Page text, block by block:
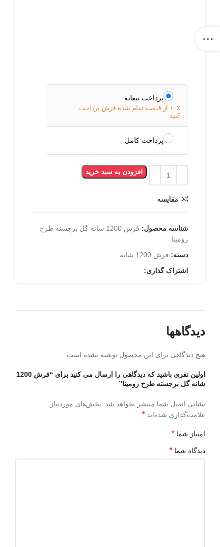
پرداخت بیعانه
۱۰٪ از قیمت تمام شده فرش پرداخت
کنید
پرداخت کامل
افزودن به سبد خرید
مقایسه
شناسه محصول:
فرش 1200 شانه گل برجسته طرح
رومینا
دسته: فرش 1200 شانه
اشتراک گذاری:
دیدگاهها
هیچ دیدگاهی برای این محصول نوشته نشده است.
اولین نفری باشید که دیدگاهی را ارسال می کنید برای “فرش 1200
شانه گل برجسته طرح رومینا”
نشانی ایمیل شما منتشر نخواهد شد. بخش‌های موردنیاز
علامت‌گذاری شده‌اند *
امتیاز شما *
دیدگاه شما *